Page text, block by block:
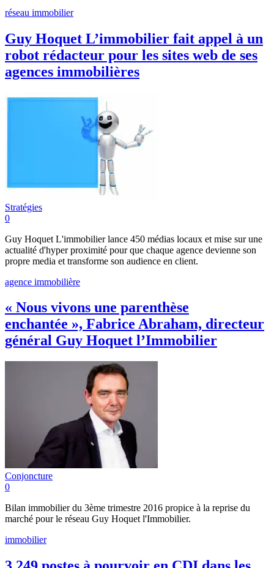
réseau immobilier
Guy Hoquet L’immobilier fait appel à un
robot rédacteur pour les sites web de ses
agences immobilières
Stratégies
0
Guy Hoquet L'immobilier lance 450 médias locaux et mise sur une
actualité d'hyper proximité pour que chaque agence devienne son
propre media et transforme son audience en client.
agence immobilière
« Nous vivons une parenthèse
enchantée », Fabrice Abraham, directeur
général Guy Hoquet l’Immobilier
Conjoncture
0
Bilan immobilier du 3ème trimestre 2016 propice à la reprise du
marché pour le réseau Guy Hoquet l'Immobilier.
immobilier